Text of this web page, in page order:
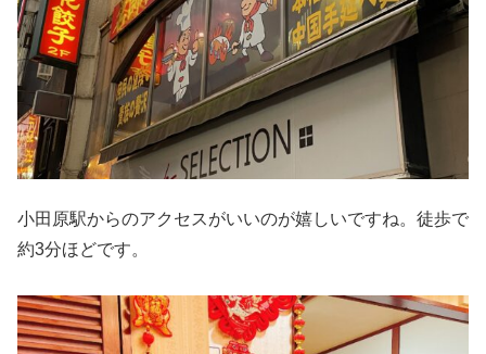
小田原駅からのアクセスがいいのが嬉しいですね。徒歩で
約3分ほどです。